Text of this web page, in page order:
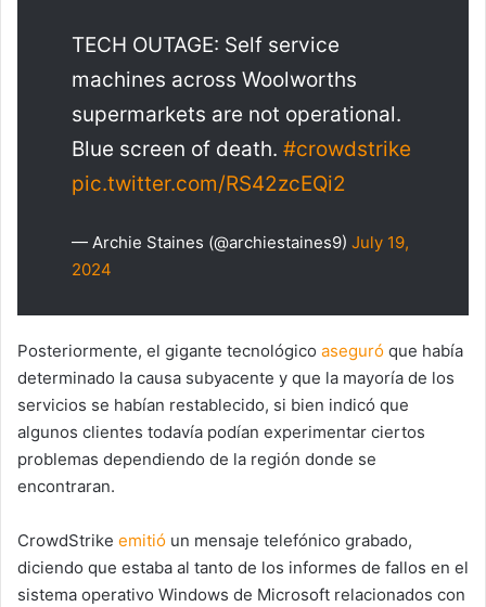
TECH OUTAGE: Self service
machines across Woolworths
supermarkets are not operational.
Blue screen of death. #crowdstrike
pic.twitter.com/RS42zcEQi2
— Archie Staines (@archiestaines9) July 19,
2024
Posteriormente, el gigante tecnológico aseguró que había
determinado la causa subyacente y que la mayoría de los
servicios se habían restablecido, si bien indicó que
algunos clientes todavía podían experimentar ciertos
problemas dependiendo de la región donde se
encontraran.
CrowdStrike emitió un mensaje telefónico grabado,
diciendo que estaba al tanto de los informes de fallos en el
sistema operativo Windows de Microsoft relacionados con